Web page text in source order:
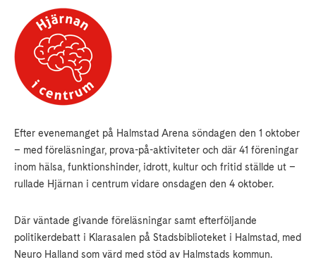
Efter evenemanget på Halmstad Arena söndagen den 1 oktober
– med föreläsningar, prova-på-aktiviteter och där 41 föreningar
inom hälsa, funktionshinder, idrott, kultur och fritid ställde ut –
rullade Hjärnan i centrum vidare onsdagen den 4 oktober.
Där väntade givande föreläsningar samt efterföljande
politikerdebatt i Klarasalen på Stadsbiblioteket i Halmstad, med
Neuro Halland som värd med stöd av Halmstads kommun.